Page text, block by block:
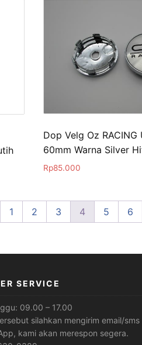
Dop Velg Oz RACING
60mm Warna Silver
Rp85.000
1 2 3 4 5 6
SERVICE
09.00 – 17.00
silahkan mengirim email/sms
kami akan merespon segera.